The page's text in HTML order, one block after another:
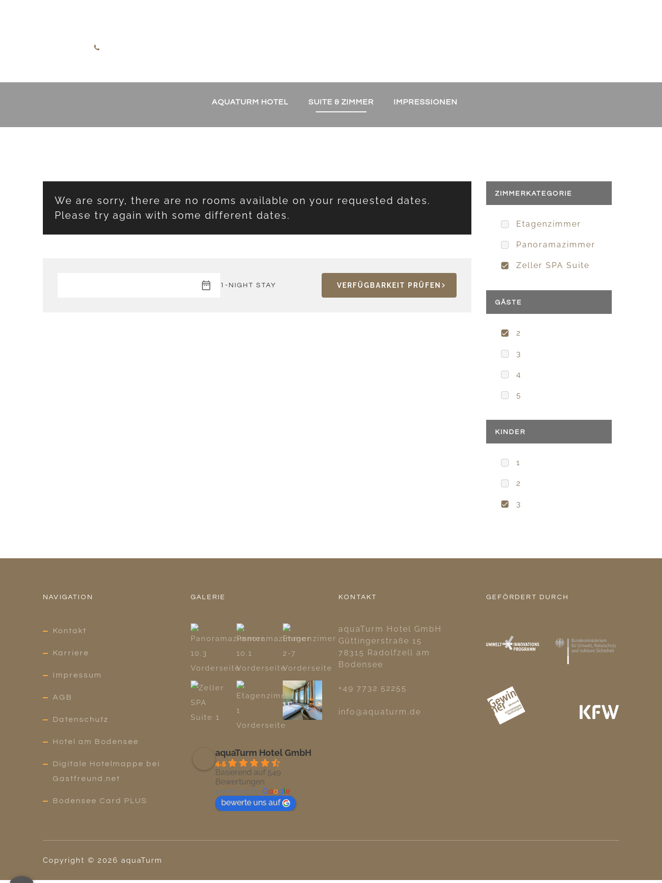
AQUATURM HOTEL SUITE & ZIMMER IMPRESSIONEN
We are sorry, there are no rooms available on your requested dates.
Please try again with some different dates.
1-NIGHT STAY VERFÜGBARKEIT PRÜFEN
ZIMMERKATEGORIE
Etagenzimmer
Panoramazimmer
Zeller SPA Suite
GÄSTE
2
3
4
5
KINDER
1
2
3
NAVIGATION
Kontakt
Karriere
Impressum
AGB
Datenschutz
Hotel am Bodensee
Digitale Hotelmappe bei
Gastfreund.net
Bodensee Card PLUS
GALERIE
aquaTurm Hotel GmbH
4.5
Basierend auf 549
Bewertungen
powered by Google
bewerte uns auf
KONTAKT
aquaTurm Hotel GmbH
Güttingerstraße 15
78315 Radolfzell am
Bodensee
+49 7732 52255
info@aquaturm.de
GEFÖRDERT DURCH
Copyright © 2026 aquaTurm